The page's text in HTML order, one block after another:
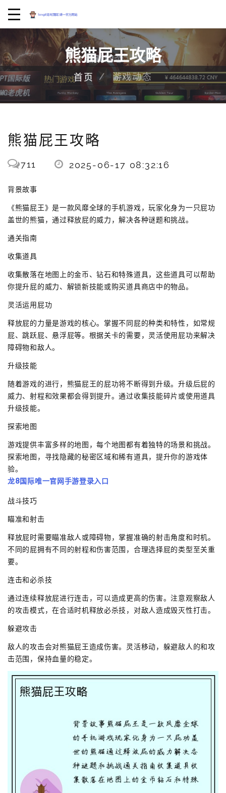
熊猫屁王攻略
首页 游戏动态
熊猫屁王攻略
711 2025-06-17 08:32:16
背景故事
《熊猫屁王》是一款风靡全球的手机游戏，玩家化身为一只屁功
盖世的熊猫，通过释放屁的威力，解决各种谜题和挑战。
通关指南
收集道具
收集散落在地图上的金币、钻石和特殊道具，这些道具可以帮助
你提升屁的威力、解锁新技能或购买道具商店中的物品。
灵活运用屁功
释放屁的力量是游戏的核心。掌握不同屁的种类和特性，如常规
屁、跳跃屁、悬浮屁等。根据关卡的需要，灵活使用屁功来解决
障碍物和敌人。
升级技能
随着游戏的进行，熊猫屁王的屁功将不断得到升级。升级后屁的
威力、射程和效果都会得到提升。通过收集技能碎片或使用道具
升级技能。
探索地图
游戏提供丰富多样的地图，每个地图都有着独特的场景和挑战。
探索地图，寻找隐藏的秘密区域和稀有道具，提升你的游戏体
验。
龙8国际唯一官网手游登录入口
战斗技巧
瞄准和射击
释放屁时需要瞄准敌人或障碍物，掌握准确的射击角度和时机。
不同的屁拥有不同的射程和伤害范围，合理选择屁的类型至关重
要。
连击和必杀技
通过连续释放屁进行连击，可以造成更高的伤害。注意观察敌人
的攻击模式，在合适时机释放必杀技，对敌人造成毁灭性打击。
躲避攻击
敌人的攻击会对熊猫屁王造成伤害。灵活移动，躲避敌人的和攻
击范围，保持血量的稳定。